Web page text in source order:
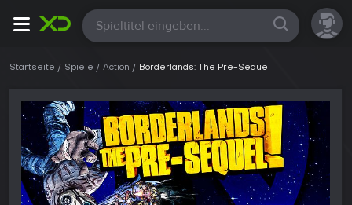
Alle
Startseite Spiele Action Borderlands: The Pre-Sequel